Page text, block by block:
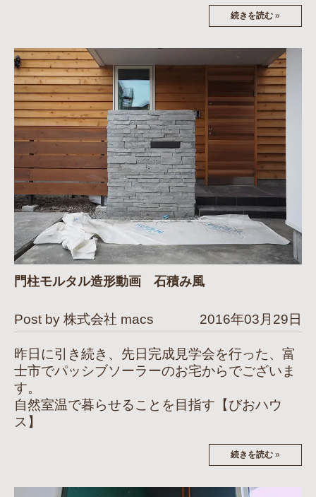
続きを読む »
門柱モルタル造形動画 石積み風
Post by 株式会社 macs 2016年03月29日
昨日に引き続き、先日完成見学会を行った、富
士市でパッシブソーラーのお宅からでございま
す。
自然室温で暮らせることを目指す【びおハウ
ス】
続きを読む »